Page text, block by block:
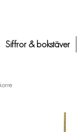
Siffror & bokstäver